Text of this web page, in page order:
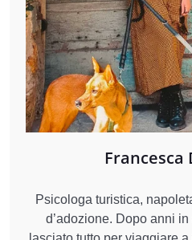
Francesca
Psicologa turistica,
d’adozione. Dopo anni